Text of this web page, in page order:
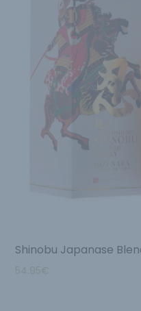
Shinobu Japanase
54.95€